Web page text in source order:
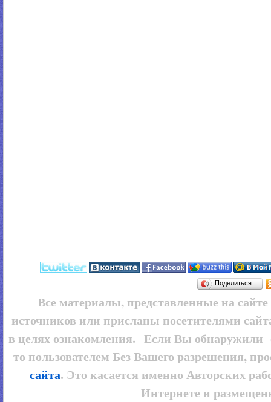
Поделиться…
Все материалы, представленные на сайте
источников или присланы посетителями
в целях ознакомления. Если Вы
то пользователем Без Вашего разрешения,
сайта. Это касается именно Авторских
Интернете и